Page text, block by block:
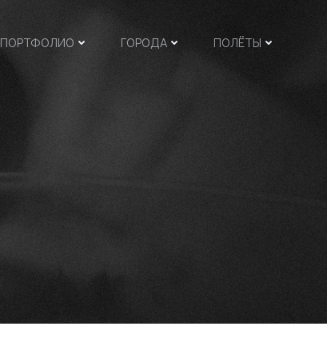
ПОРТФОЛИО ГОРОДА ПОЛЁТЫ